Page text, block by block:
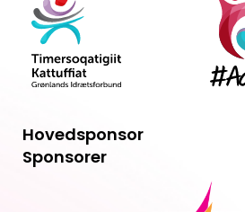
Hovedsponsor
Sponsorer